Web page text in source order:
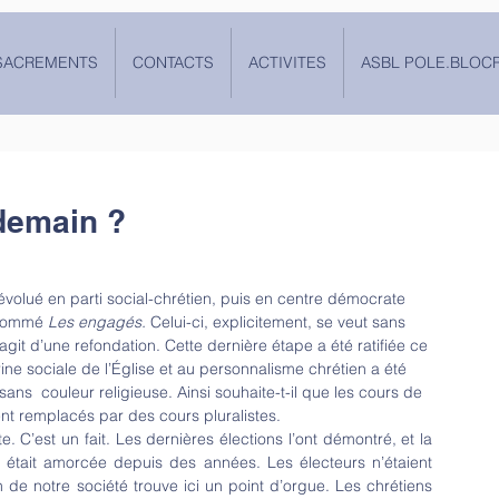
CONTACTS ACTIVITES ASBL
?
en parti social-chrétien, puis en centre démocrate
Les engagés. Celui-ci, explicitement, se veut sans
d’une refondation. Cette dernière étape a été ratifiée ce
sociale de l’Église et au personnalisme chrétien a été
couleur religieuse. Ainsi souhaite-t-il que les cours de
remplacés par des cours pluralistes.
C’est un fait. Les dernières élections l’ont démontré, et la
amorcée depuis des années. Les électeurs n’étaient
notre société trouve ici un point d’orgue. Les chrétiens